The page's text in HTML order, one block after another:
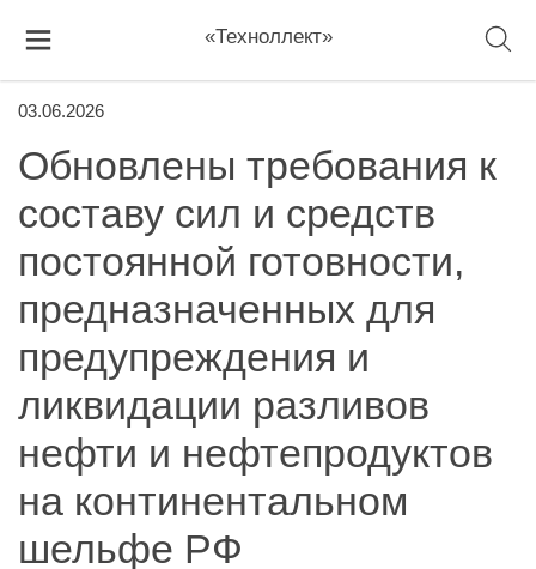
«Техноллект»
03.06.2026
Обновлены требования к
составу сил и средств
постоянной готовности,
предназначенных для
предупреждения и
ликвидации разливов
нефти и нефтепродуктов
на континентальном
шельфе РФ